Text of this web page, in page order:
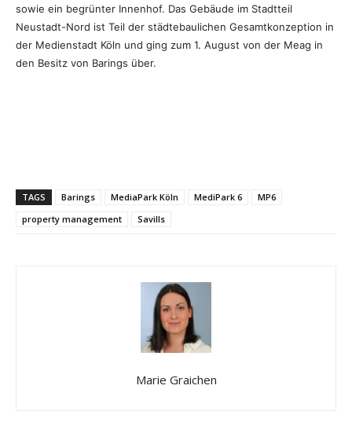
sowie ein begrünter Innenhof. Das Gebäude im Stadtteil
Neustadt-Nord ist Teil der städtebaulichen Gesamtkonzeption in
der Medienstadt Köln und ging zum 1. August von der Meag in
den Besitz von Barings über.
TAGS Barings MediaPark Köln MediPark 6
MP6
property management
Savills
Marie Graichen